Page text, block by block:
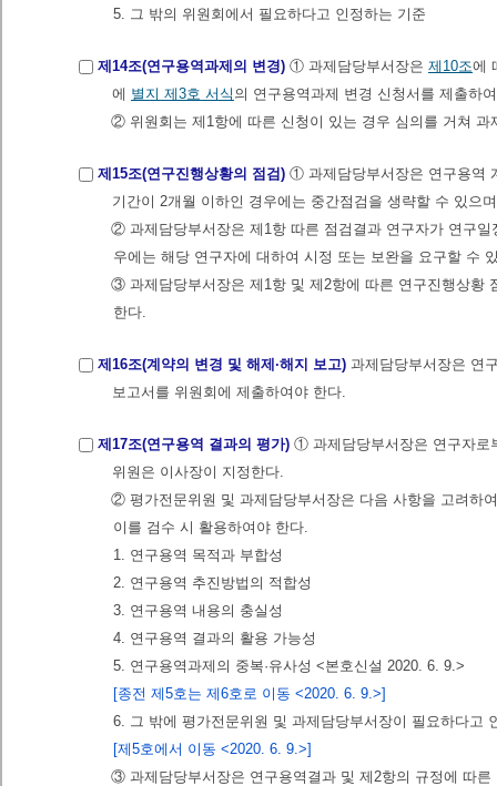
5. 그 밖의 위원회에서 필요하다고 인정하는 기준
제14조(연구용역과제의 변경) ① 과제담당부서장은 제10조에
에 별지 제3호 서식 의 연구용역과제 변경 신청서를 제출하
② 위원회는 제1항에 따른 신청이 있는 경우 심의를 거쳐
제15조(연구진행상황의 점검) ① 과제담당부서장은 연구용역
기간이 2개월 이하인 경우에는 중간점검을 생략할 수 있으
② 과제담당부서장은 제1항 따른 점검결과 연구자가 연구
우에는 해당 연구자에 대하여 시정 또는 보완을 요구할 수
③ 과제담당부서장은 제1항 및 제2항에 따른 연구진행상황
한다.
제16조(계약의 변경 및 해제·해지 보고) 과제담당부서장은 연
보고서를 위원회에 제출하여야 한다.
제17조(연구용역 결과의 평가) ① 과제담당부서장은 연구자로
위원은 이사장이 지정한다.
② 평가전문위원 및 과제담당부서장은 다음 사항을 고려하
이를 검수 시 활용하여야 한다.
1. 연구용역 목적과 부합성
2. 연구용역 추진방법의 적합성
3. 연구용역 내용의 충실성
4. 연구용역 결과의 활용 가능성
5. 연구용역과제의 중복·유사성 <본호신설 2020. 6. 9.>
[종전 제5호는 제6호로 이동 <2020. 6. 9.>]
6. 그 밖에 평가전문위원 및 과제담당부서장이 필요하다고
[제5호에서 이동 <2020. 6. 9.>]
③ 과제담당부서장은 연구용역결과 및 제2항의 규정에 따